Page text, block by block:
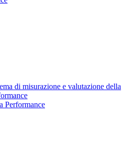
di misurazione e valutazione della
Performance